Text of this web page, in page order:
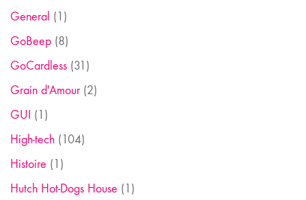
General (1)
GoBeep (8)
GoCardless (31)
Grain d'Amour(2)
GUI (1)
High-tech (104)
Histoire (1)
Hutch Hot-Dogs House (1)